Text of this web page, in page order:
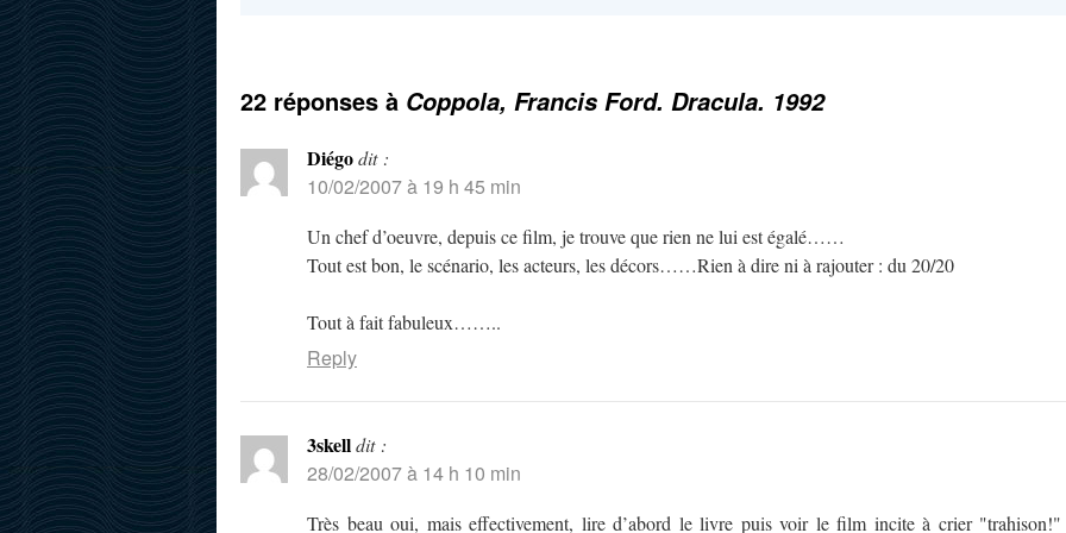
22 réponses à Coppola, Francis Ford. Dracula. 1992
Diégodit :
10/02/2007 à 19 h 45 min
Un chef d’oeuvre, depuis ce film, je trouve que rien ne lui est égalé……
Tout est bon, le scénario, les acteurs, les décors……Rien à dire ni à rajouter : du 20/20
Tout à fait fabuleux……..
Reply
3skelldit :
28/02/2007 à 14 h 10 min
Très beau oui, mais effectivement, lire d’abord le livre puis voir le film incite à crier